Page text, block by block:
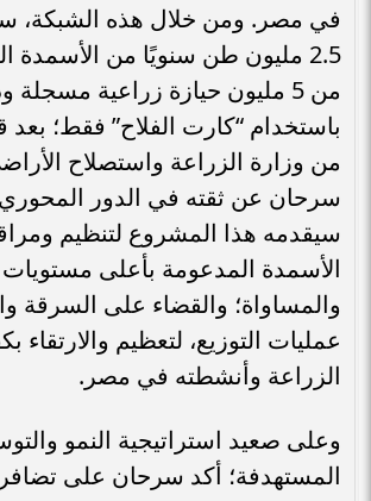
في مصر. ومن خلال هذه الشبكة،
2.5 مليون طن سنويًا من الأسمدة
من 5 مليون حيازة زراعية مسجلة
باستخدام “كارت الفلاح” فقط؛ بعد
من وزارة الزراعة واستصلاح
سرحان عن ثقته في الدور
سيقدمه هذا المشروع لتنظيم
الأسمدة المدعومة بأعلى مستويات
والمساواة؛ والقضاء على السرقة
عمليات التوزيع، لتعظيم والارتقاء
الزراعة وأنشطته في مصر.
وعلى صعيد استراتيجية النمو
المستهدفة؛ أكد سرحان على